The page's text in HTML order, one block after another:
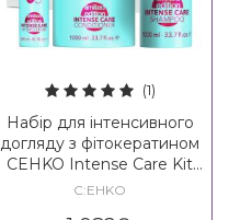
(1)
Набір для інтенсивного
догляду з фітокератином
CEHKO Intense Care Kit
(BIG)
C:EHKO